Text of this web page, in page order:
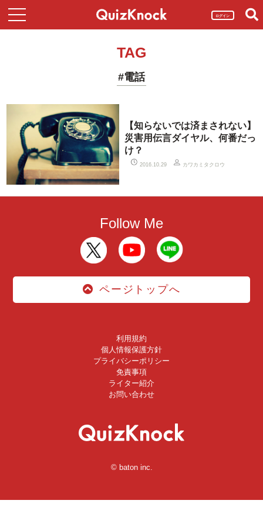
ログイン
TAG
#電話
【知らないでは済まされない】
災害用伝言ダイヤル、何番だっ
け？
2016.10.29 カワカミタクロウ
Follow Me
ページトップへ
利用規約
個人情報保護方針
プライバシーポリシー
免責事項
ライター紹介
お問い合わせ
© baton inc.